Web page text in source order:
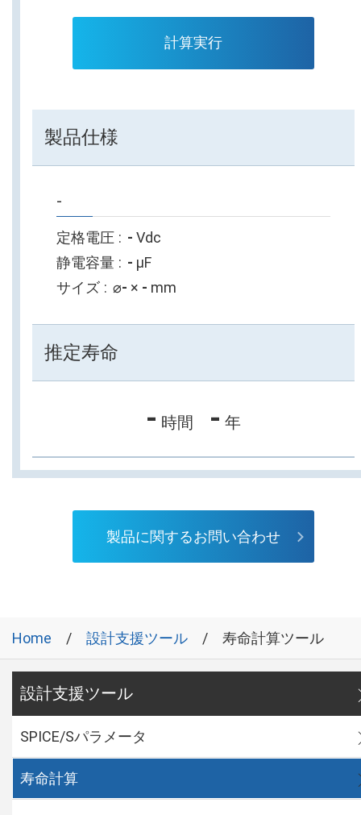
計算実行
製品仕様
-
定格電圧 - Vdc
静電容量
- µF
サイズ
⌀- × - mm
推定寿命
- 時間 - 年
製品に関するお問い合わせ
Home 設計支援ツール 寿命計算ツール
設計支援ツール
SPICE/Sパラメータ
寿命計算